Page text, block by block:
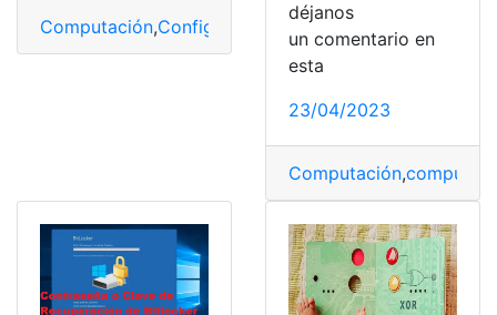
Computación,Configuración MacBook Ordenador
déjanos
un comentario en
esta
23/04/2023
Computación,